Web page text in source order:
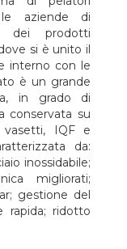
aziende di
dei prodotti
si è unito il
interno con le
è un grande
in grado di
conservata su
IQF e
da:
inossidabile;
migliorati;
gestione del
rapida; ridotto